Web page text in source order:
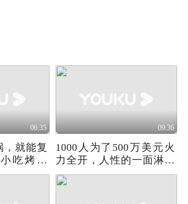
06:35
，就能复
吃烤玉
？
09:36
1000人为了500万美元火
力全开，人性的一面淋漓
尽致